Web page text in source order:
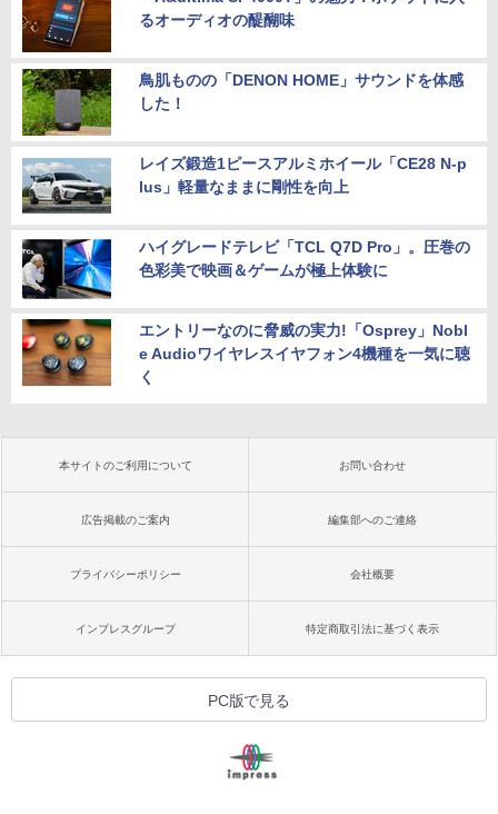
るオーディオの醍醐味
鳥肌ものの「DENON HOME」サウンドを体感
した！
レイズ鍛造1ピースアルミホイール「CE28 N-p
lus」軽量なままに剛性を向上
ハイグレードテレビ「TCL Q7D Pro」。圧巻の
色彩美で映画＆ゲームが極上体験に
エントリーなのに脅威の実力!「Osprey」Nobl
e Audioワイヤレスイヤフォン4機種を一気に聴
く
本サイトのご利用について お問い合わせ
広告掲載のご案内 編集部へのご連絡
プライバシーポリシー 会社概要
インプレスグループ 特定商取引法に基づく表示
PC版で見る